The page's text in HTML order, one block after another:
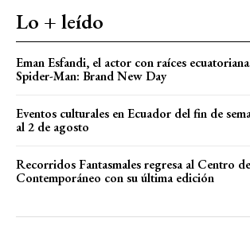
Lo + leído
Eman Esfandi, el actor con raíces
Spider-Man: Brand New Day
Eventos culturales en Ecuador del fin de
al 2 de agosto
Recorridos Fantasmales regresa al Centro
Contemporáneo con su última edición